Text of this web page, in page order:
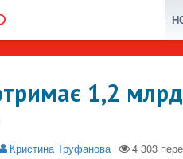
1,2
Кристина Труфанова